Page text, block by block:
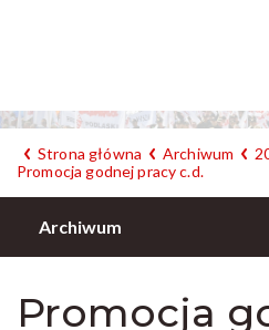
Strona główna Archiwum
Promocja godnej pracy c.d.
Archiwum
Promocja